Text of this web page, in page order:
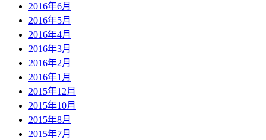
2016年6月
2016年5月
2016年4月
2016年3月
2016年2月
2016年1月
2015年12月
2015年10月
2015年8月
2015年7月